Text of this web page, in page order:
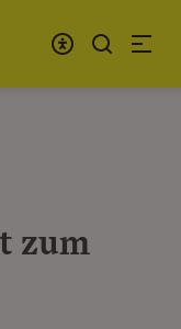
zum